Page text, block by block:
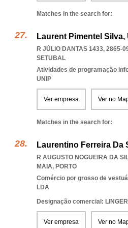
Matches in the search for:
Laurent Pimentel
R JÚLIO DANTAS 1433, 2865-
SETUBAL
Atividades de programação
UNIP
Ver empresa Ver no
Matches in the search for:
Laurentino Ferreira Da
R AUGUSTO NOGUEIRA DA
MAIA, PORTO
Comércio por grosso de
LDA
Designação comercial:
Ver empresa Ver no